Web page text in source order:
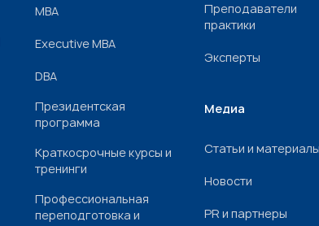
МВА
Executive MBA
DBA
Президентская
программа
Краткосрочные курсы и
тренинги
Профессиональная
переподготовка и
Преподаватели
практики
Эксперты
Медиа
Статьи и материалы
Новости
PR и партнеры